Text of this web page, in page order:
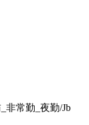
非常勤_夜勤/Jb